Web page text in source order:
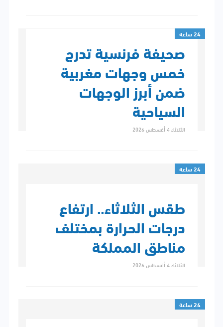
24 ساعة
صحيفة فرنسية تدرج
خمس وجهات مغربية
ضمن أبرز الوجهات
السياحية
الثلاثاء 4 أغسطس 2026
24 ساعة
طقس الثلاثاء.. ارتفاع
درجات الحرارة بمختلف
مناطق المملكة
الثلاثاء 4 أغسطس 2026
24 ساعة